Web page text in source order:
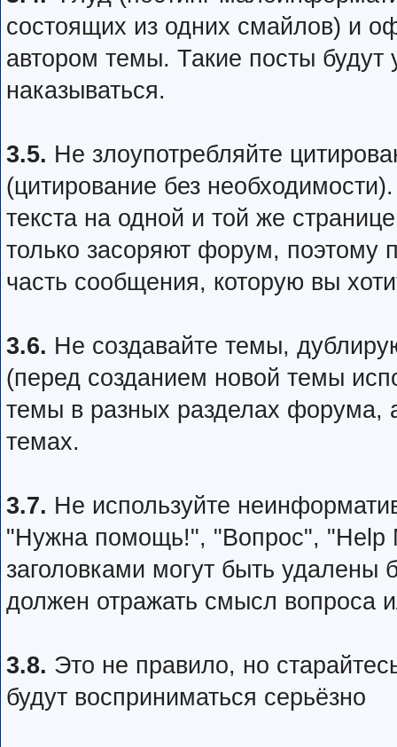
состоящих из одних смайлов) и
автором темы. Такие посты будут
наказываться.
3.5. Не злоупотребляйте
(цитирование без
текста на одной и той же
только засоряют форум, поэтому
часть сообщения, которую вы
3.6. Не создавайте темы,
(перед созданием новой темы
темы в разных разделах форума,
темах.
3.7. Не используйте
"Нужна помощь!", "Вопрос",
заголовками могут быть удалены
должен отражать смысл вопроса
3.8. Это не правило, но
будут восприниматься серьёзно